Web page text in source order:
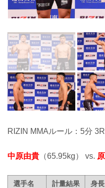
RIZIN MMAルール：5分
中原由貴 （65.95kg） vs.
選手名 計量結果 身長